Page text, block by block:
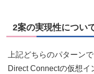
2案の実現性につい
上記どちらのパターン
Direct Connectの仮想イ